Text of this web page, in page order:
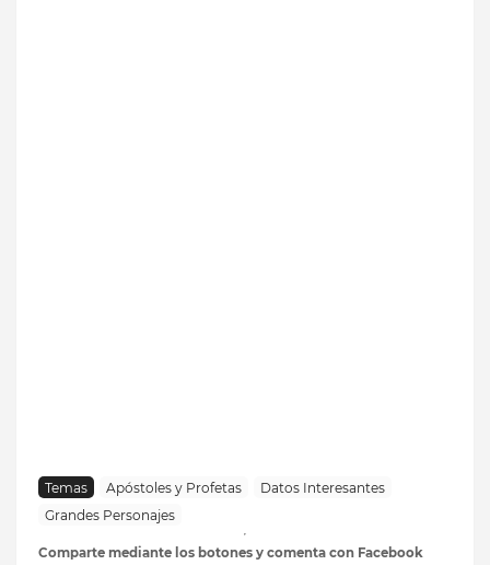
Temas Apóstoles y Profetas
Datos Interesantes
Grandes Personajes
Comparte mediante los botones y comenta con Facebook